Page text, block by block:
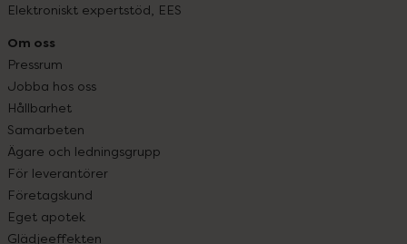
Elektroniskt expertstöd, EES
Om oss
Pressrum
Jobba hos oss
Hållbarhet
Samarbeten
Ägare och ledningsgrupp
För leverantörer
Företagskund
Eget apotek
Glädjeeffekten